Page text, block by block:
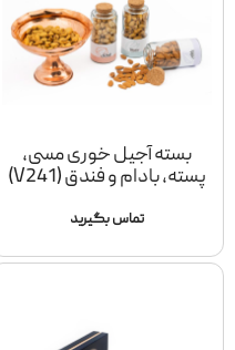
بسته آجیل خوری مسی،
پسته، بادام و فندق (V241)
تماس بگیرید